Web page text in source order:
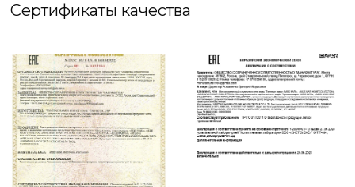
Сертификаты качества